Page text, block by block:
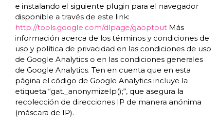
e instalando el siguiente plugin para el navegador
disponible a través de este link:
http://tools.google.com/dlpage/gaoptout Más
información acerca de los términos y condiciones de
uso y política de privacidad en las condiciones de uso
de Google Analytics o en las condiciones generales
de Google Analytics. Ten en cuenta que en esta
página el código de Google Analytics incluye la
etiqueta “gat._anonymizeIp();”, que asegura la
recolección de direcciones IP de manera anónima
(máscara de IP).